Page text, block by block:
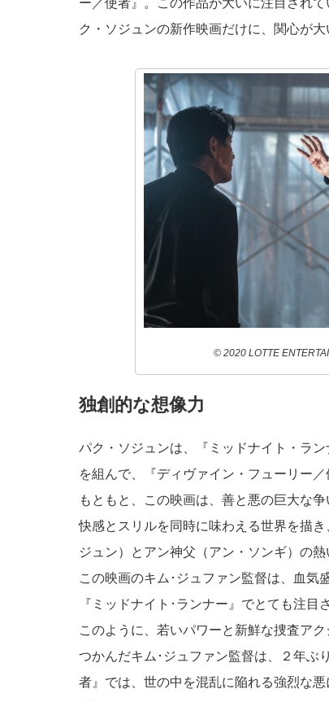
ー／使者』。この作品が大いに注目され
ク・ソジュンの新作映画だけに、関心が大
© 2020 LOTTE
独創的な想像力
パク・ソジュンは、『ミッドナイト・ラ
を組んで、『ディヴァイン・フューリー／
もともと、この映画は、善と悪の巨大な争
快感とスリルを同時に味わえる世界を描
ジュン）とアン神父（アン・ソンギ）の熱
この映画のキム･ジュファン監督は、血気
『ミッドナイト･ランナー』でとても注目
このように、若いパワーと新鮮な捜査ア
つかんだキム･ジュファン監督は、２年ぶ
者』では、世の中を混乱に陥れる強烈な